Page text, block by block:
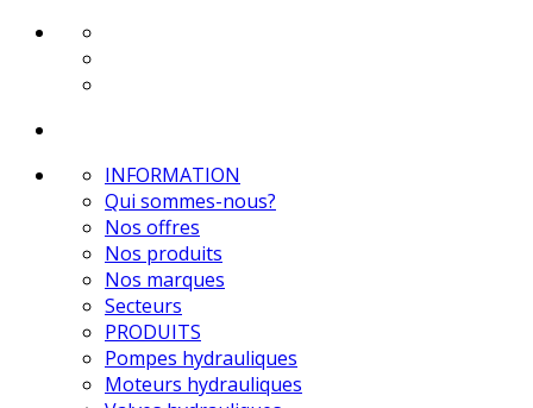
INFORMATION
Qui sommes-nous?
Nos offres
Nos produits
Nos marques
Secteurs
PRODUITS
Pompes hydrauliques
Moteurs hydrauliques